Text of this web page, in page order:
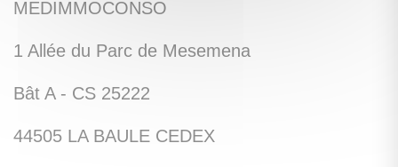
MEDIMMOCONSO
1 Allée du Parc de Mesemena
Bât A - CS 25222
44505 LA BAULE CEDEX